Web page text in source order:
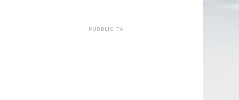
PUBBLICITÀ